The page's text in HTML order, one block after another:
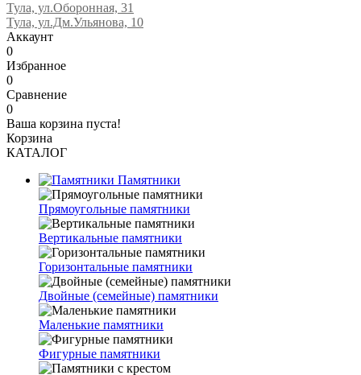
Тула, ул.Оборонная, 31
Тула, ул.Дм.Ульянова, 10
Аккаунт
0
Избранное
0
Сравнение
0
Ваша корзина пуста!
Корзина
КАТАЛОГ
Памятники
Прямоугольные памятники
Вертикальные памятники
Горизонтальные памятники
Двойные (семейные) памятники
Маленькие памятники
Фигурные памятники